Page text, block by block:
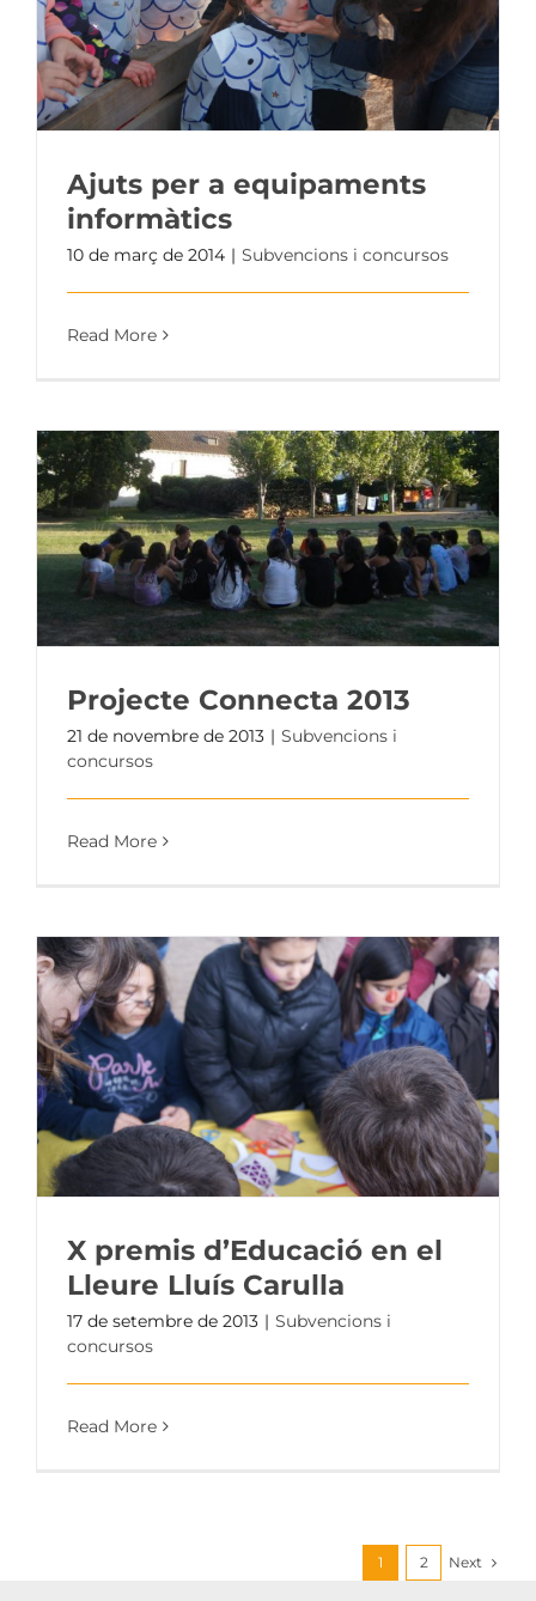
Ajuts per a equipaments
informàtics
10 de març de 2014 | Subvencions i concursos
Read More
Projecte Connecta 2013
21 de novembre de 2013 | Subvencions i
concursos
Read More
X premis d’Educació en el
Lleure Lluís Carulla
17 de setembre de 2013 | Subvencions i
concursos
Read More
1 2 Next